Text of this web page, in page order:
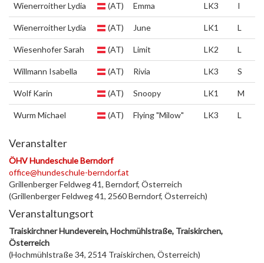
Wienerroither Lydia (AT) Emma LK3 I
Wienerroither Lydia (AT) June LK1 L
Wiesenhofer Sarah (AT) Limit LK2 L
Willmann Isabella (AT) Rivia LK3 S
Wolf Karin (AT) Snoopy LK1 M
Wurm Michael (AT) Flying "Milow" LK3 L
Veranstalter
ÖHV Hundeschule Berndorf
office@hundeschule-berndorf.at
Grillenberger Feldweg 41, Berndorf, Österreich
(Grillenberger Feldweg 41, 2560 Berndorf, Österreich)
Veranstaltungsort
Traiskirchner Hundeverein, Hochmühlstraße, Traiskirchen,
Österreich
(Hochmühlstraße 34, 2514 Traiskirchen, Österreich)